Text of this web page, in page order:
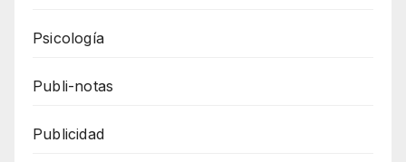
Psicología
Publi-notas
Publicidad